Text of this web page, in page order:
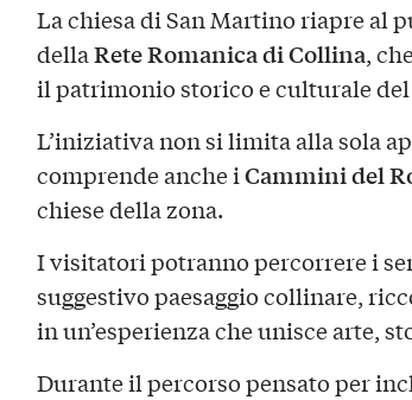
La chiesa di San Martino riapre al
dellaRete Romanica di Collina,
il patrimonio storico e culturale del
L’iniziativa non si limita alla sola
comprende anche iCammini del
chiese della zona.
I visitatori potranno percorrere i
suggestivo paesaggio collinare,
in un’esperienza che unisce arte,
Durante il percorso pensato per